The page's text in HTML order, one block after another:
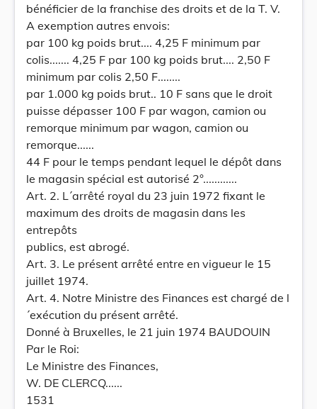
bénéficier de la franchise des droits et de la T. V.
A exemption autres envois:
par 100 kg poids brut.... 4,25 F minimum par
colis....... 4,25 F par 100 kg poids brut.... 2,50 F
minimum par colis 2,50 F........
par 1.000 kg poids brut.. 10 F sans que le droit
puisse dépasser 100 F par wagon, camion ou
remorque minimum par wagon, camion ou
remorque......
44 F pour le temps pendant lequel le dépôt dans
le magasin spécial est autorisé 2°............
Art. 2. L´arrêté royal du 23 juin 1972 fixant le
maximum des droits de magasin dans les
entrepôts
publics, est abrogé.
Art. 3. Le présent arrêté entre en vigueur le 15
juillet 1974.
Art. 4. Notre Ministre des Finances est chargé de l
´exécution du présent arrêté.
Donné à Bruxelles, le 21 juin 1974 BAUDOUIN
Par le Roi:
Le Ministre des Finances,
W. DE CLERCQ......
1531